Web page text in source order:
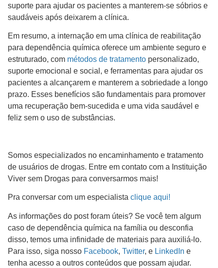
suporte para ajudar os pacientes a manterem-se sóbrios e
saudáveis após deixarem a clínica.
Em resumo, a internação em uma clínica de reabilitação
para dependência química oferece um ambiente seguro e
estruturado, com métodos de tratamento personalizado,
suporte emocional e social, e ferramentas para ajudar os
pacientes a alcançarem e manterem a sobriedade a longo
prazo. Esses benefícios são fundamentais para promover
uma recuperação bem-sucedida e uma vida saudável e
feliz sem o uso de substâncias.
Somos especializados no encaminhamento e tratamento
de usuários de drogas. Entre em contato com a Instituição
Viver sem Drogas para conversarmos mais!
Pra conversar com um especialista clique aqui!
As informações do post foram úteis? Se você tem algum
caso de dependência química na família ou desconfia
disso, temos uma infinidade de materiais para auxiliá-lo.
Para isso, siga nosso Facebook, Twitter, e LinkedIn e
tenha acesso a outros conteúdos que possam ajudar.